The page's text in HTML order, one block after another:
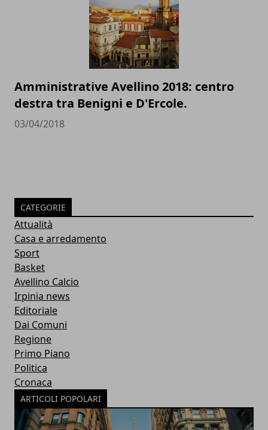
Amministrative Avellino 2018: centro
destra tra Benigni e D'Ercole.
03/04/2018
CATEGORIE
Attualità
Casa e arredamento
Sport
Basket
Avellino Calcio
Irpinia news
Editoriale
Dai Comuni
Regione
Primo Piano
Politica
Cronaca
ARTICOLI POPOLARI